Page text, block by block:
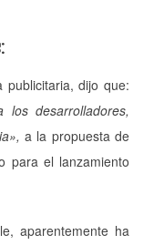
publicitaria, dijo que:
desarrolladores,
a la propuesta de
para el lanzamiento
aparentemente ha